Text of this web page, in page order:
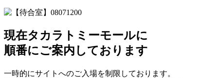
現在タカラトミーモールに
順番にご案内しております
一時的にサイトへのご入場を制限しております。